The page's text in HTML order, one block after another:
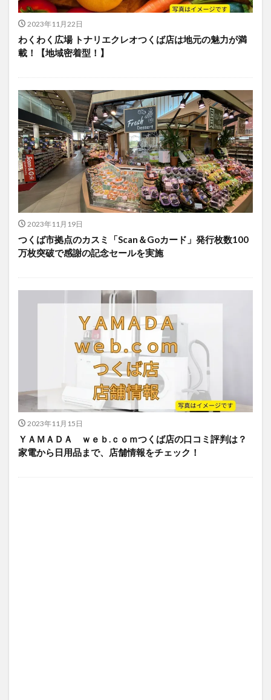
2023年11月22日
わくわく広場 トナリエクレオつくば店は地元の魅力が満
載！【地域密着型！】
2023年11月19日
つくば市拠点のカスミ「Scan＆Goカード」発行枚数100
万枚突破で感謝の記念セールを実施
2023年11月15日
ＹＡＭＡＤＡ ｗｅｂ.ｃｏｍつくば店の口コミ評判は？
家電から日用品まで、店舗情報をチェック！